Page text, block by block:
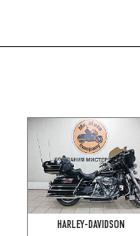
HARLEY-DAVIDSON